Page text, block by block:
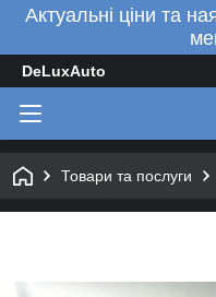
Актуальні ціни та
DeLuxAuto
Товари та послуги